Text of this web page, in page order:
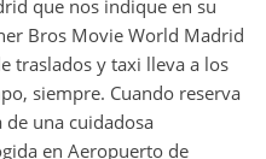
que nos indique en su
Bros Movie World Madrid
traslados y taxi lleva a los
siempre. Cuando reserva
de una cuidadosa
en Aeropuerto de